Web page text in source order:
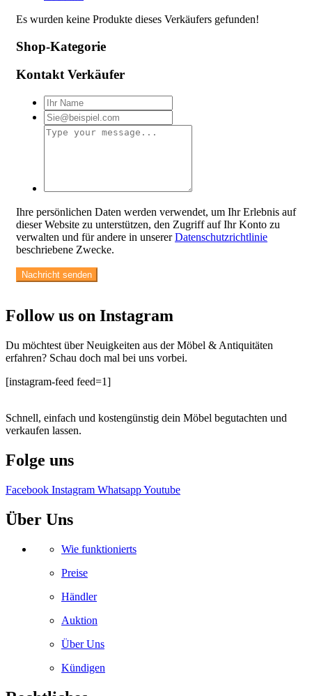
Es wurden keine Produkte dieses Verkäufers gefunden!
Shop-Kategorie
Kontakt Verkäufer
Ihre persönlichen Daten werden verwendet, um Ihr Erlebnis auf
dieser Website zu unterstützen, den Zugriff auf Ihr Konto zu
verwalten und für andere in unsererDatenschutzrichtlinie
beschriebene Zwecke.
Follow us on Instagram
Du möchtest über Neuigkeiten aus der Möbel & Antiquitäten
erfahren? Schau doch mal bei uns vorbei.
[instagram-feed feed=1]
Schnell, einfach und kostengünstig dein Möbel begutachten und
verkaufen lassen.
Folge uns
Facebook Instagram WhatsappYoutube
Über Uns
Wie funktionierts
Preise
Händler
Auktion
Über Uns
Kündigen